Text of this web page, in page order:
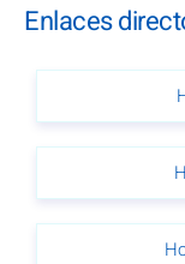
Enlaces